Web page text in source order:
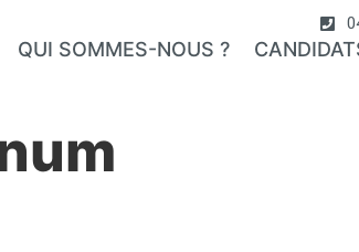
QUI SOMMES-NOUS ?